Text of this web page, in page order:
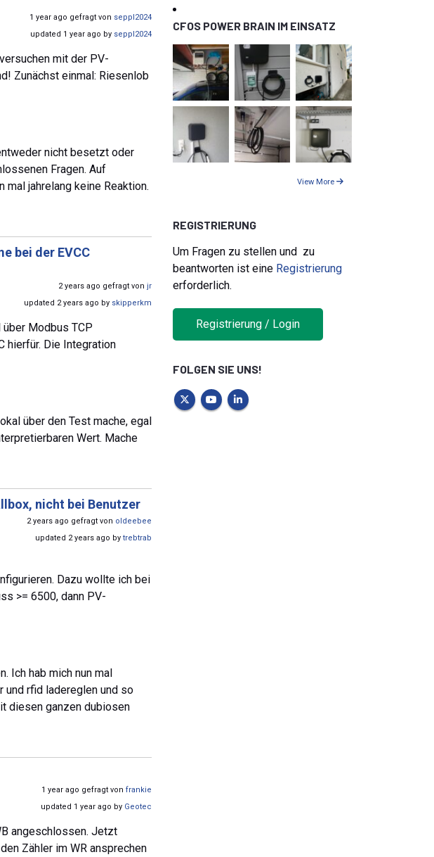
1 year ago gefragt von seppl2024
updated 1 year ago by seppl2024
mit der PV-
Zunächst einmal: Riesenlob
nicht besetzt oder
Fragen. Auf
jahrelang keine Reaktion.
bei der EVCC
2 years ago gefragt von jr
updated 2 years ago by skipperkm
Modbus TCP
hierfür. Die Integration
über den Test mache, egal
Wert. Mache
nicht bei Benutzer
2 years ago gefragt von oldeebee
updated 2 years ago by trebtrab
Dazu wollte ich bei
>= 6500, dann PV-
Ich hab mich nun mal
und rfid ladereglen und so
diesen ganzen dubiosen
1 year ago gefragt von frankie
updated 1 year ago by Geotec
angeschlossen. Jetzt
Zähler im WR ansprechen
CFOS POWER BRAIN IM EINSATZ
View More
REGISTRIERUNG
Um Fragen zu stellen und zu
beantworten ist eine Registrierung
erforderlich.
Registrierung / Login
FOLGEN SIE UNS!